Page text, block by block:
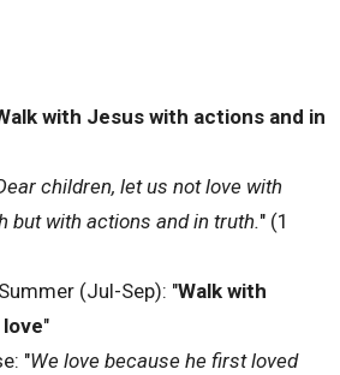
with Jesus with actions and in
children, let us not love with
but with actions and in truth." (1
(Jul-Sep): "Walk with
"
"We love because he first loved